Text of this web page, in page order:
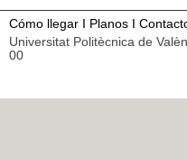
Cómo llegar I Planos I
Universitat Politècnica de
00